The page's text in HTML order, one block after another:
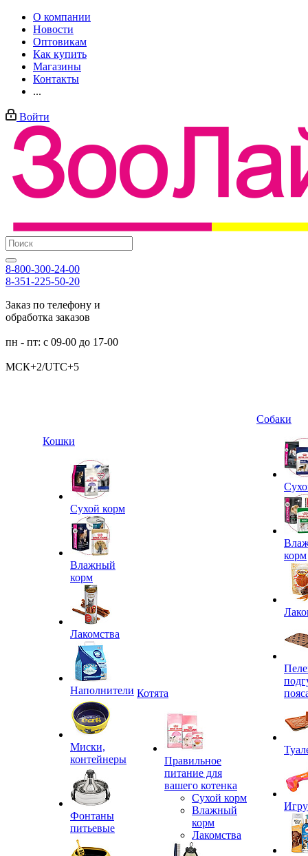
О компании
Новости
Оптовикам
Как купить
Магазины
Контакты
...
Войти
8-800-300-24-00
8-351-225-50-20
Заказ по телефону и
обработка заказов
пн - пт: с 09-00 до 17-00
МСК+2/UTC+5
Кошки
Сухой корм
Влажный
корм
Лакомства
Наполнители
Миски,
контейнеры
Фонтаны
питьевые
Котята
Правильное
питание для
вашего котенка
Сухой корм
Влажный
корм
Лакомства
Собаки
корм